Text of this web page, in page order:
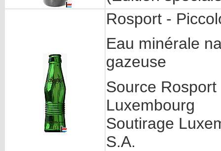
Rosport -
Eau minérale
gazeuse
Source Rosport
Luxembourg
Soutirage
S.A.